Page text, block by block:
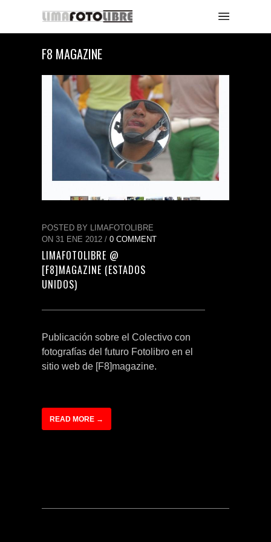
F8 MAGAZINE
POSTED BY LIMAFOTOLIBRE
ON 31 ENE 2012 / 0 COMMENT
LIMAFOTOLIBRE @
[F8]MAGAZINE (ESTADOS
UNIDOS)
Publicación sobre el Colectivo con
fotografías del futuro Fotolibro en el
sitio web de [F8]magazine.
READ MORE →